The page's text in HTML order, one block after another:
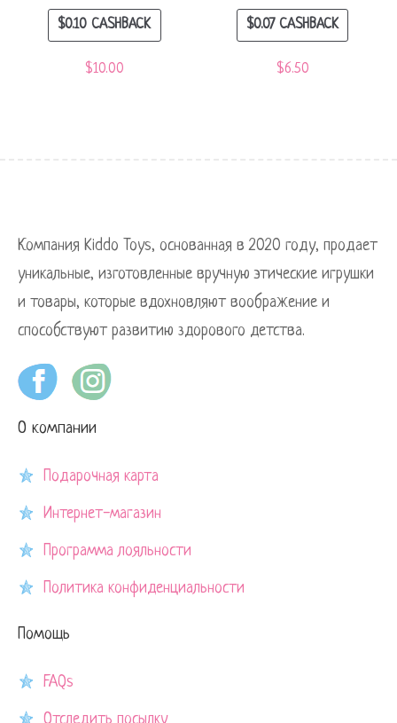
$0.10 CASHBACK
$10.00
$0.07CASHBACK
$6.50
Компания Kiddo Toys, основанная в 2020 году, продает
уникальные, изготовленные вручную этические игрушки
и товары, которые вдохновляют воображение и
способствуют развитию здорового детства.
О компании
Подарочная карта
Интернет-магазин
Программа лояльности
Политика конфиденциальности
Помощь
FAQs
Отследить посылку